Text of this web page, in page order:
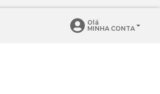
Olá
MINHA CONTA